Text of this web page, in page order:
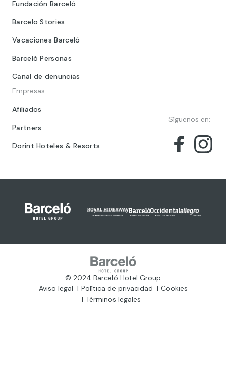
Fundación Barceló
Barcelo Stories
Vacaciones Barceló
Barceló Personas
Canal de denuncias
Empresas
Afiliados
Partners
Dorint Hoteles & Resorts
Síguenos en:
© 2024 Barceló Hotel Group
Aviso legal
Política de privacidad
Cookies
Términos legales